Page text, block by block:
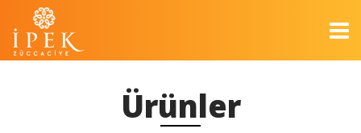
Ürünler